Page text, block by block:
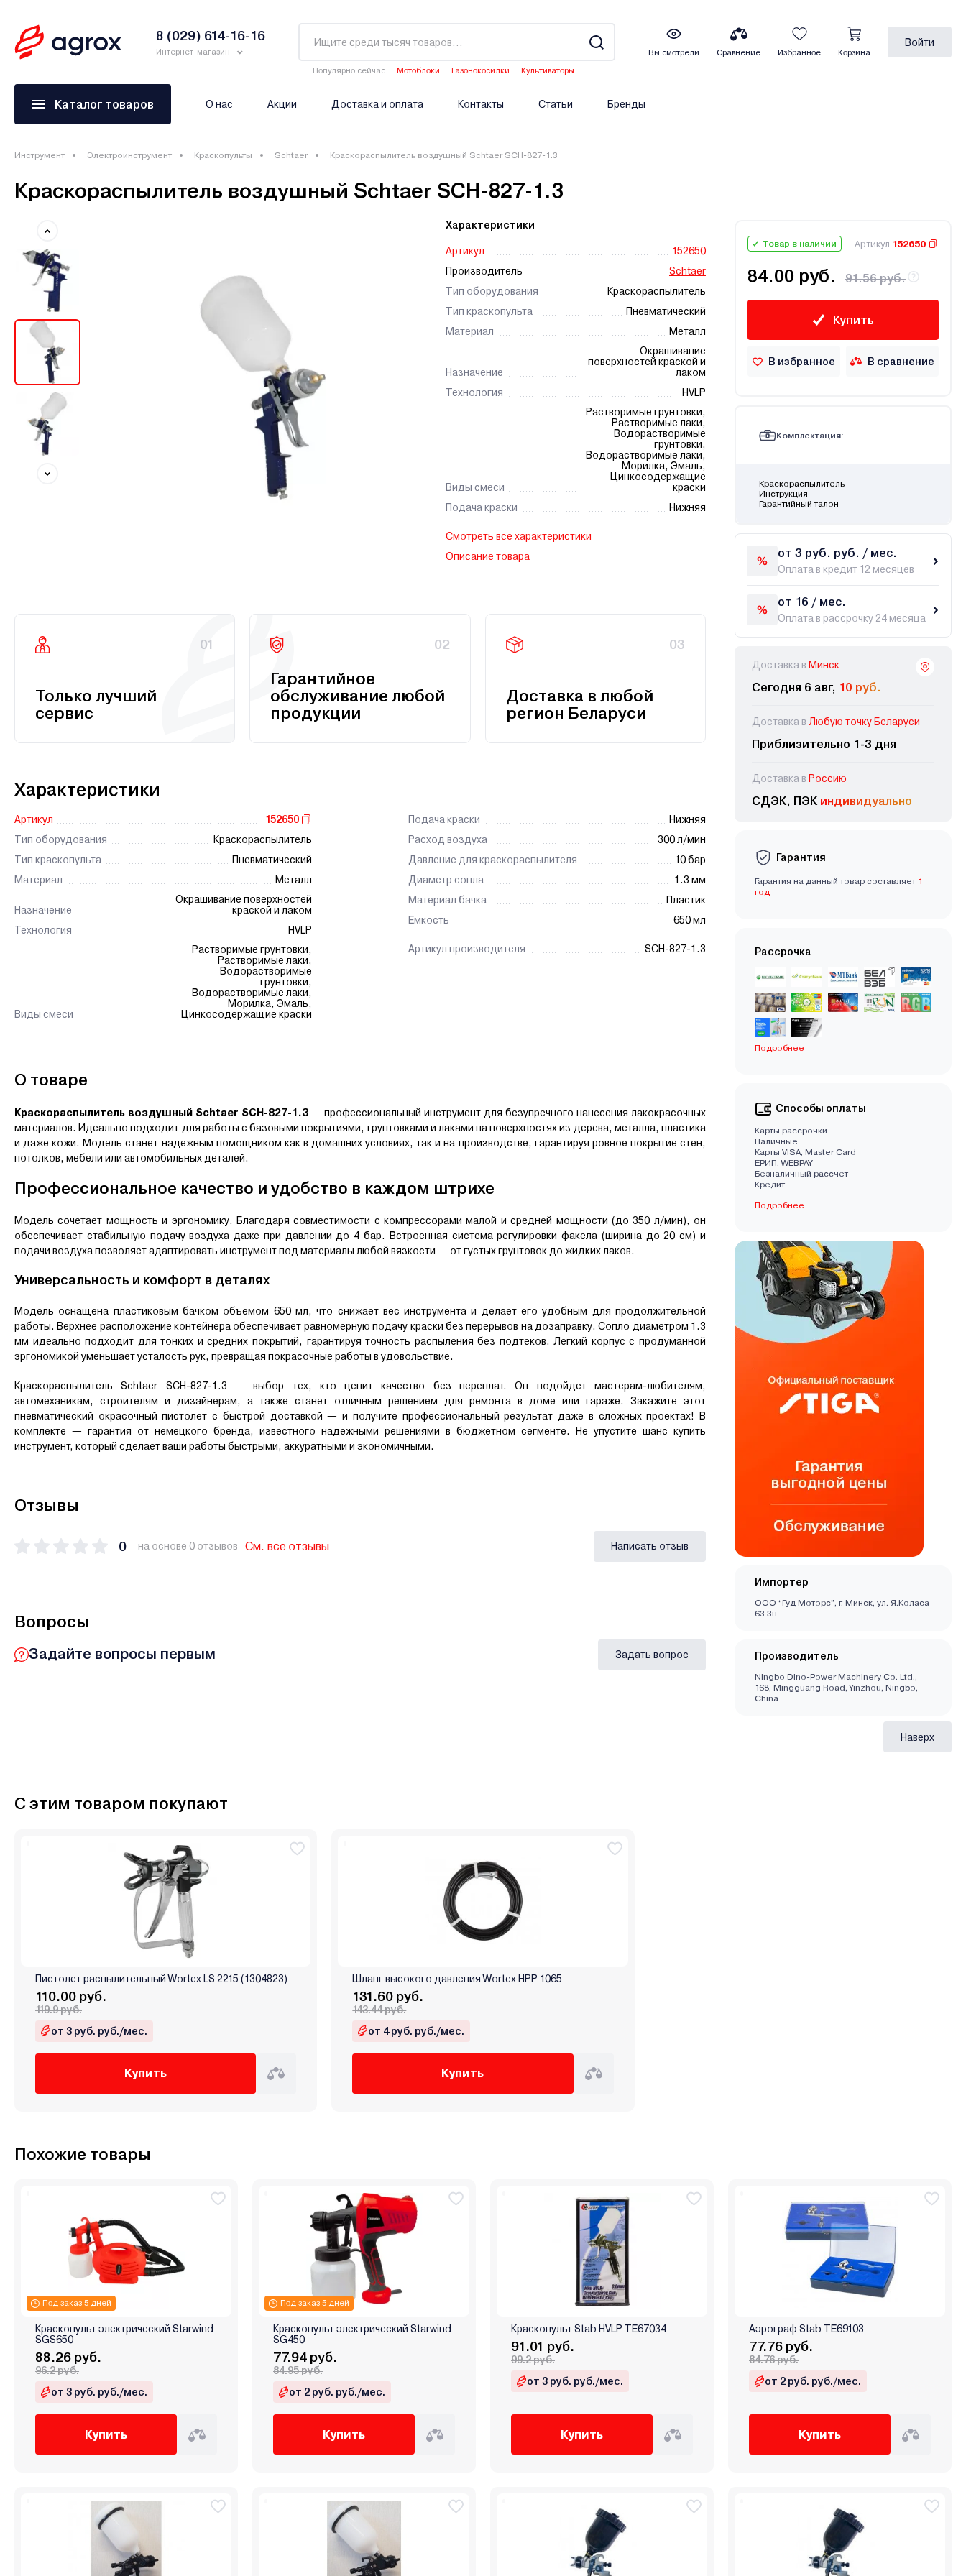
8 (029) 614-16-16
Интернет-магазин
Популярно сейчас Мотоблоки Газонокосилки
Культиваторы
Вы смотрели Сравнение Избранное Корзина
Войти
Каталог товаров О нас Акции Доставка и оплата Контакты Статьи Бренды
Инструмент Электроинструмент Краскопульты Schtaer Краскораспылитель воздушный Schtaer SCH-827-1.3
Краскораспылитель воздушный Schtaer SCH-827-1.3
Характеристики
Артикул
152650
Производитель
Schtaer
Тип оборудования
Краскораспылитель
Тип краскопульта
Пневматический
Материал
Металл
Назначение
Окрашивание
поверхностей краской и
лаком
Технология
HVLP
Виды смеси
Растворимые грунтовки,
Растворимые лаки,
Водорастворимые
грунтовки,
Водорастворимые лаки,
Морилка, Эмаль,
Цинкосодержащие
краски
Подача краски
Нижняя
Смотреть все характеристики
Описание товара
01
Только лучший
сервис
02
Гарантийное
обслуживание любой
продукции
03
Доставка в любой
регион Беларуси
Характеристики
Артикул
152650
Тип оборудования
Краскораспылитель
Тип краскопульта
Пневматический
Материал
Металл
Назначение
Окрашивание поверхностей
краской и лаком
Технология
HVLP
Виды смеси
Растворимые грунтовки,
Растворимые лаки,
Водорастворимые
грунтовки,
Водорастворимые лаки,
Морилка, Эмаль,
Цинкосодержащие краски
Подача краски
Нижняя
Расход воздуха
300 л/мин
Давление для краскораспылителя
10 бар
Диаметр сопла
1.3 мм
Материал бачка
Пластик
Емкость
650 мл
Артикул производителя SCH-827-1.3
О товаре
Краскораспылитель воздушный Schtaer SCH-827-1.3 — профессиональный инструмент для безупречного нанесения лакокрасочных
материалов. Идеально подходит для работы с базовыми покрытиями, грунтовками и лаками на поверхностях из дерева, металла, пластика
и даже кожи. Модель станет надежным помощником как в домашних условиях, так и на производстве, гарантируя ровное покрытие стен,
потолков, мебели или автомобильных деталей.
Профессиональное качество и удобство в каждом штрихе
Модель сочетает мощность и эргономику. Благодаря совместимости с компрессорами малой и средней мощности (до 350 л/мин), он
обеспечивает стабильную подачу воздуха даже при давлении до 4 бар. Встроенная система регулировки факела (ширина до 20 см) и
подачи воздуха позволяет адаптировать инструмент под материалы любой вязкости — от густых грунтовок до жидких лаков.
Универсальность и комфорт в деталях
Модель оснащена пластиковым бачком объемом 650 мл, что снижает вес инструмента и делает его удобным для продолжительной
работы. Верхнее расположение контейнера обеспечивает равномерную подачу краски без перерывов на дозаправку. Сопло диаметром 1.3
мм идеально подходит для тонких и средних покрытий, гарантируя точность распыления без подтеков. Легкий корпус с продуманной
эргономикой уменьшает усталость рук, превращая покрасочные работы в удовольствие.
Краскораспылитель Schtaer SCH-827-1.3 — выбор тех, кто ценит качество без переплат. Он подойдет мастерам-любителям,
автомеханикам, строителям и дизайнерам, а также станет отличным решением для ремонта в доме или гараже. Закажите этот
пневматический окрасочный пистолет с быстрой доставкой — и получите профессиональный результат даже в сложных проектах! В
комплекте — гарантия от немецкого бренда, известного надежными решениями в бюджетном сегменте. Не упустите шанс купить
инструмент, который сделает ваши работы быстрыми, аккуратными и экономичными.
Отзывы
0 на основе 0 отзывов См. все отзывы Написать отзыв
Вопросы
Задайте вопросы первым Задать вопрос
Товар в наличии Артикул 152650
84.00 руб. 91.56 руб.
Купить
В избранное В сравнение
Комплектация:
Краскораспылитель
Инструкция
Гарантийный талон
от 3 руб. руб. / мес.
Оплата в кредит 12 месяцев
от 16 / мес.
Оплата в рассрочку 24 месяца
Доставка в Минск
Сегодня 6 авг, 10 руб.
Доставка в Любую точку Беларуси
Приблизительно 1-3 дня
Доставка в Россию
СДЭК, ПЭК индивидуально
Гарантия
Гарантия на данный товар составляет 1
год
Рассрочка
Подробнее
Способы оплаты
Карты рассрочки
Наличные
Карты VISA, Master Card
EРИП, WEBPAY
Безналичный рассчет
Кредит
Подробнее
Импортер
ООО “Гуд Моторс”, г. Минск, ул. Я.Коласа
63 3н
Производитель
Ningbo Dino-Power Machinery Co. Ltd.,
168, Mingguang Road, Yinzhou, Ningbo,
China
Наверх
С этим товаром покупают
Пистолет распылительный Wortex LS 2215 (1304823)
110.00 руб.
119.9 руб.
от 3 руб. руб./мес.
Купить
Шланг высокого давления Wortex HPP 1065
131.60 руб.
143.44 руб.
от 4 руб. руб./мес.
Купить
Похожие товары
Под заказ 5 дней
Краскопульт электрический Starwind
SGS650
88.26 руб.
96.2 руб.
от 3 руб. руб./мес.
Купить
Под заказ 5 дней
Краскопульт электрический Starwind
SG450
77.94 руб.
84.95 руб.
от 2 руб. руб./мес.
Купить
Краскопульт Stab HVLP TE67034
91.01 руб.
99.2 руб.
от 3 руб. руб./мес.
Купить
Аэрограф Stab TE69103
77.76 руб.
84.76 руб.
от 2 руб. руб./мес.
Купить